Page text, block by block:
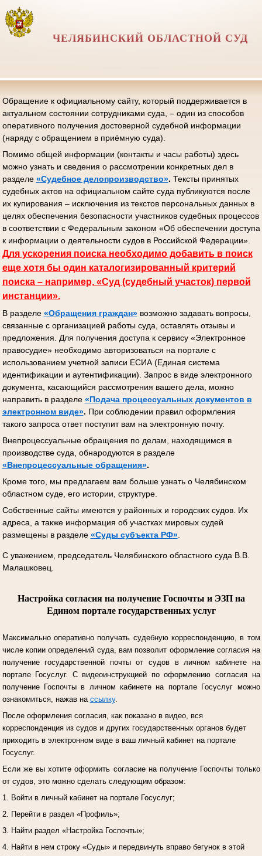
ЧЕЛЯБИНСКИЙ ОБЛАСТНОЙ СУД
Обращение к официальному сайту, который поддерживается в
актуальном состоянии сотрудниками суда, – один из способов
оперативного получения достоверной судебной информации
(наряду с обращением в приёмную суда).
Помимо общей информации (контакты и часы работы) здесь
можно узнать и сведения о рассмотрении конкретных дел в
разделе «Судебное делопроизводство». Тексты принятых
судебных актов на официальном сайте суда публикуются после
их купирования – исключения из текстов персональных данных в
целях обеспечения безопасности участников судебных процессов
в соответствии с Федеральным законом «Об обеспечении доступа
к информации о деятельности судов в Российской Федерации».
Для ускорения поиска необходимо добавить в поиск
еще хотя бы один каталогизированный критерий
поиска – например, «Суд (судебный участок) первой
инстанции».
В разделе «Обращения граждан»возможно задавать вопросы,
связанные с организацией работы суда, оставлять отзывы и
предложения. Для получения доступа к сервису «Электронное
правосудие» необходимо авторизоваться на портале с
использованием учетной записи ЕСИА (Единая система
идентификации и аутентификации). Запрос в виде электронного
документа, касающийся рассмотрения вашего дела, можно
направить в разделе «Подача процессуальных документов в
электронном виде». При соблюдении правил оформления
такого запроса ответ поступит вам на электронную почту.
Внепроцессуальные обращения по делам, находящимся в
производстве суда, обнародуются в разделе
«Внепроцессуальные обращения».
Кроме того, мы предлагаем вам больше узнать о Челябинском
областном суде, его истории, структуре.
Собственные сайты имеются у районных и городских судов. Их
адреса, а также информация об участках мировых судей
размещены в разделе «Суды субъекта РФ».
С уважением, председатель Челябинского областного суда В.В.
Малашковец.
Настройка согласия на получение Госпочты и ЭЗП на
Едином портале государственных услуг
Максимально оперативно получать судебную корреспонденцию, в том
числе копии определений суда, вам позволит оформление согласия на
получение государственной почты от судов в личном кабинете на
портале Госуслуг. С видеоинструкцией по оформлению согласия на
получение Госпочты в личном кабинете на портале Госуслуг можно
ознакомиться, нажав на ссылку.
После оформления согласия, как показано в видео, вся
корреспонденция из судов и других государственных органов будет
приходить в электронном виде в ваш личный кабинет на портале
Госуслуг.
Если же вы хотите оформить согласие на получение Госпочты только
от судов, это можно сделать следующим образом:
1. Войти в личный кабинет на портале Госуслуг;
2. Перейти в раздел «Профиль»;
3. Найти раздел «Настройка Госпочты»;
4. Найти в нем строку «Суды» и передвинуть вправо бегунок в этой